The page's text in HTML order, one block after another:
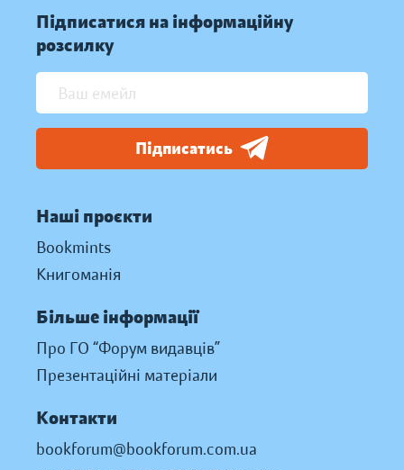
Підписатися на інформаційну
розсилку
Підписатись
Наші проєкти
Bookmints
Книгоманія
Більше інформації
Про ГО “Форум видавців”
Презентаційні матеріали
Контакти
bookforum@bookforum.com.ua